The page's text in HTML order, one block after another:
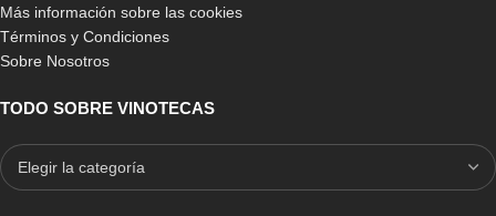
Más información sobre las cookies
Términos y Condiciones
Sobre Nosotros
TODO SOBRE VINOTECAS